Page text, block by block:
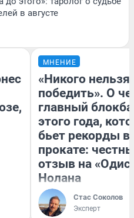
в августе
МНЕНИЕ
«Никого нельзя
победить». О
главный
этого года,
бьет рекорды в
прокате:
отзыв на
Нолана
Стас Соколов
Эксперт